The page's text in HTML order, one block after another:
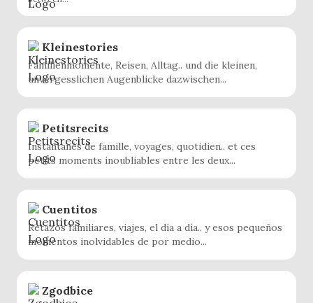
Kleinestories
Familienmomente, Reisen, Alltag.. und die kleinen,
unvergesslichen Augenblicke dazwischen...
Petitsrecits
Instantanés de famille, voyages, quotidien.. et ces
petits moments inoubliables entre les deux...
Cuentitos
Retazos familiares, viajes, el día a día.. y esos pequeños
momentos inolvidables de por medio...
Zgodbice